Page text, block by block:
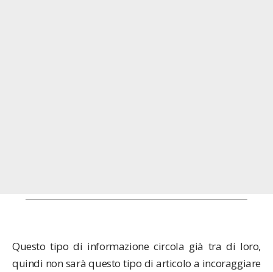
Questo tipo di informazione circola già tra di loro,
quindi non sarà questo tipo di articolo a incoraggiare